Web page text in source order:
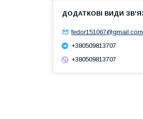
fedor151067@gmail.com
+380509813707
+380509813707